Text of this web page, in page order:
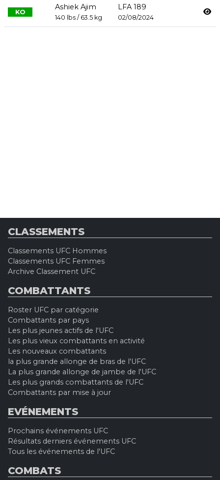
KO
Ashiek Ajim
140 lbs / 63.5 kg
LFA 189
02/08/2024
CLASSEMENTS
Classements UFC Hommes
Classements UFC Femmes
Archive Classement UFC
COMBATTANTS
Roster UFC par catégorie
Combattants par pays
Les plus jeunes actifs de l'UFC
Les plus vieux combattants en activité
Les nouveaux combattants
la plus grande allonge de bras de l'UFC
La plus grande allonge de jambe de l'UFC
Les plus grands combattants de l'UFC
Combattants par mise à jour
EVÉNEMENTS
Prochains événements UFC
Résultats derniers événements UFC
Tous les événements de l'UFC
COMBATS